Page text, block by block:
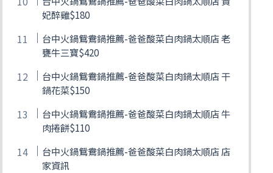
妃醉雞$180
台中火鍋鴛鴦鍋推薦-爸爸酸菜白肉鍋太順店 老
甕牛三寶$420
台中火鍋鴛鴦鍋推薦-爸爸酸菜白肉鍋太順店 干
鍋花菜$150
台中火鍋鴛鴦鍋推薦-爸爸酸菜白肉鍋太順店 牛
肉捲餅$110
台中火鍋鴛鴦鍋推薦-爸爸酸菜白肉鍋太順店 店
家資訊